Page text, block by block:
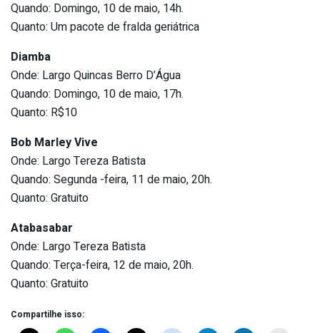
Quando: Domingo, 10 de maio, 14h.
Quanto: Um pacote de fralda geriátrica
Diamba
Onde: Largo Quincas Berro D’Água
Quando: Domingo, 10 de maio, 17h.
Quanto: R$10
Bob Marley Vive
Onde: Largo Tereza Batista
Quando: Segunda -feira, 11 de maio, 20h.
Quanto: Gratuito
Atabasabar
Onde: Largo Tereza Batista
Quando: Terça-feira, 12 de maio, 20h.
Quanto: Gratuito
Compartilhe isso: